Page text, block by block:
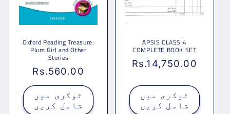
Oxford Reading Treasure:
Plum Girl and Other
Stories
باقاعدہ
قیمت
Rs.560.00
ٹوکری میں
شامل کریں
APSIS CLASS 4
COMPLETE BOOK SET
باقاعدہ
Rs.14,750.00
ٹوکری میں
شامل کریں